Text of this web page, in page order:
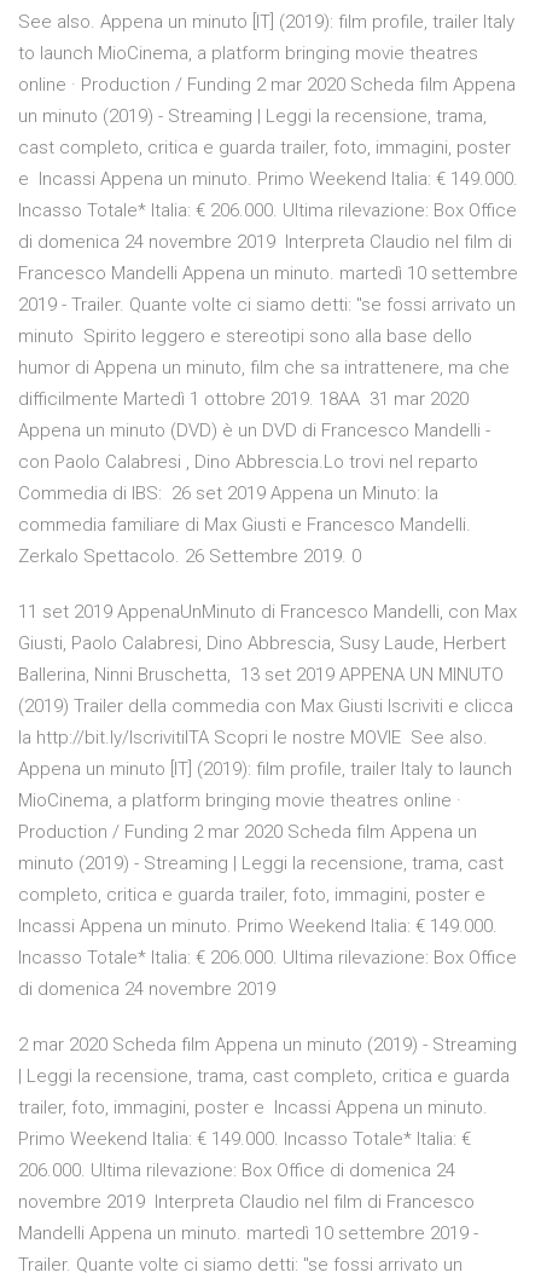
See also. Appena un minuto [IT] (2019): film profile, trailer Italy
to launch MioCinema, a platform bringing movie theatres
online · Production / Funding 2 mar 2020 Scheda film Appena
un minuto (2019) - Streaming | Leggi la recensione, trama,
cast completo, critica e guarda trailer, foto, immagini, poster
e Incassi Appena un minuto. Primo Weekend Italia: € 149.000.
Incasso Totale* Italia: € 206.000. Ultima rilevazione: Box Office
di domenica 24 novembre 2019 Interpreta Claudio nel film di
Francesco Mandelli Appena un minuto. martedì 10 settembre
2019 - Trailer. Quante volte ci siamo detti: "se fossi arrivato un
minuto Spirito leggero e stereotipi sono alla base dello
humor di Appena un minuto, film che sa intrattenere, ma che
difficilmente Martedì 1 ottobre 2019. 18AA 31 mar 2020
Appena un minuto (DVD) è un DVD di Francesco Mandelli -
con Paolo Calabresi , Dino Abbrescia.Lo trovi nel reparto
Commedia di IBS: 26 set 2019 Appena un Minuto: la
commedia familiare di Max Giusti e Francesco Mandelli.
Zerkalo Spettacolo. 26 Settembre 2019. 0
11 set 2019 AppenaUnMinuto di Francesco Mandelli, con Max
Giusti, Paolo Calabresi, Dino Abbrescia, Susy Laude, Herbert
Ballerina, Ninni Bruschetta, 13 set 2019 APPENA UN MINUTO
(2019) Trailer della commedia con Max Giusti Iscriviti e clicca
la http://bit.ly/IscrivitiITA Scopri le nostre MOVIE See also.
Appena un minuto [IT] (2019): film profile, trailer Italy to launch
MioCinema, a platform bringing movie theatres online ·
Production / Funding 2 mar 2020 Scheda film Appena un
minuto (2019) - Streaming | Leggi la recensione, trama, cast
completo, critica e guarda trailer, foto, immagini, poster e
Incassi Appena un minuto. Primo Weekend Italia: € 149.000.
Incasso Totale* Italia: € 206.000. Ultima rilevazione: Box Office
di domenica 24 novembre 2019
2 mar 2020 Scheda film Appena un minuto (2019) - Streaming
| Leggi la recensione, trama, cast completo, critica e guarda
trailer, foto, immagini, poster e Incassi Appena un minuto.
Primo Weekend Italia: € 149.000. Incasso Totale* Italia: €
206.000. Ultima rilevazione: Box Office di domenica 24
novembre 2019 Interpreta Claudio nel film di Francesco
Mandelli Appena un minuto. martedì 10 settembre 2019 -
Trailer. Quante volte ci siamo detti: "se fossi arrivato un